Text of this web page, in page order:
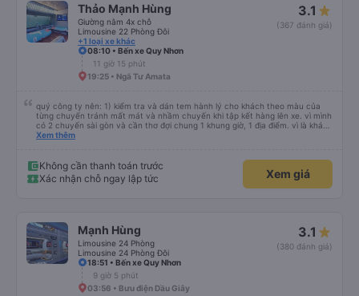
Thảo Mạnh Hùng
Giường nằm 4x chỗ
Limousine 22 Phòng Đôi
+1 loại xe khác
3.1
(367 đánh giá)
08:10 • Bến xe Quy Nhơn
11 giờ 15 phút
19:25 • Ngã Tư Amata
quý công ty nên: 1) kiểm tra và dán tem hành lý cho khách theo màu của
từng chuyến tránh mất mát và nhầm chuyến khi tập kết hàng lên xe. vì mình
có 2 chuyến sài gòn và cần thơ đợi chung 1 khung giờ, 1 địa điểm. vì là khách
thân thiết của quý công ty nên rất hài lòng và tin tưởng. tuy nhiên rất mong
thì chắc chắn quy công ty là nhà xe được yêu thích và lựa chọn số 1 quy
nhơn. rất cảm ơn quý anh chị em cty cũng như chị Thảo đã lắng nghe và
tiếp nhận. " khách hàng thân thiết nhiều năm của nhà xe từ thời sinh viên"
Xem thêm
Không cần thanh toán trước
Xác nhận chỗ ngay lập tức
Xem giá
Mạnh Hùng
Limousine 24 Phòng
Limousine 24 Phòng Đôi
3.1
(380 đánh giá)
18:51 • Bến xe Quy Nhơn
9 giờ 5 phút
03:56 • Bưu điện Dầu Giây